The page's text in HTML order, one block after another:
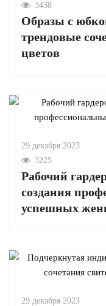
3438
Образы с
трендовые
цветов
29 декабря 2023
3225
Рабочий
создания
успешных
29 декабря 2023